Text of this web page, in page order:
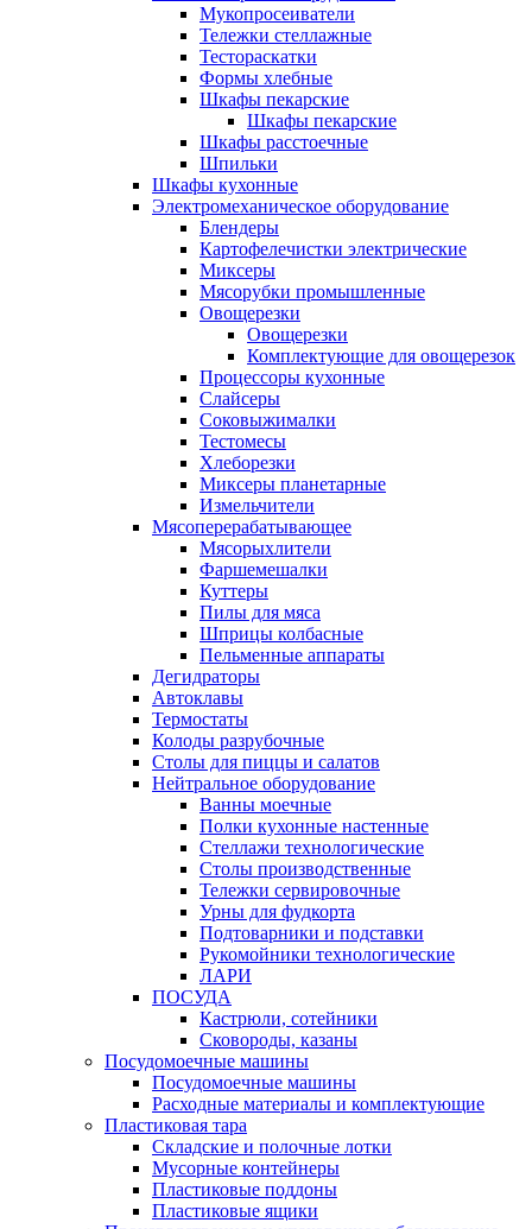
Мукопросеиватели
Тележки стеллажные
Тестораскатки
Формы хлебные
Шкафы пекарские
Шкафы пекарские
Шкафы расстоечные
Шпильки
Шкафы кухонные
Электромеханическое оборудование
Блендеры
Картофелечистки электрические
Миксеры
Мясорубки промышленные
Овощерезки
Овощерезки
Комплектующие для овощерезок
Процессоры кухонные
Слайсеры
Соковыжималки
Тестомесы
Хлеборезки
Миксеры планетарные
Измельчители
Мясоперерабатывающее
Мясорыхлители
Фаршемешалки
Куттеры
Пилы для мяса
Шприцы колбасные
Пельменные аппараты
Дегидраторы
Автоклавы
Термостаты
Колоды разрубочные
Столы для пиццы и салатов
Нейтральное оборудование
Ванны моечные
Полки кухонные настенные
Стеллажи технологические
Столы производственные
Тележки сервировочные
Урны для фудкорта
Подтоварники и подставки
Рукомойники технологические
ЛАРИ
ПОСУДА
Кастрюли, сотейники
Сковороды, казаны
Посудомоечные машины
Посудомоечные машины
Расходные материалы и комплектующие
Пластиковая тара
Складские и полочные лотки
Мусорные контейнеры
Пластиковые поддоны
Пластиковые ящики